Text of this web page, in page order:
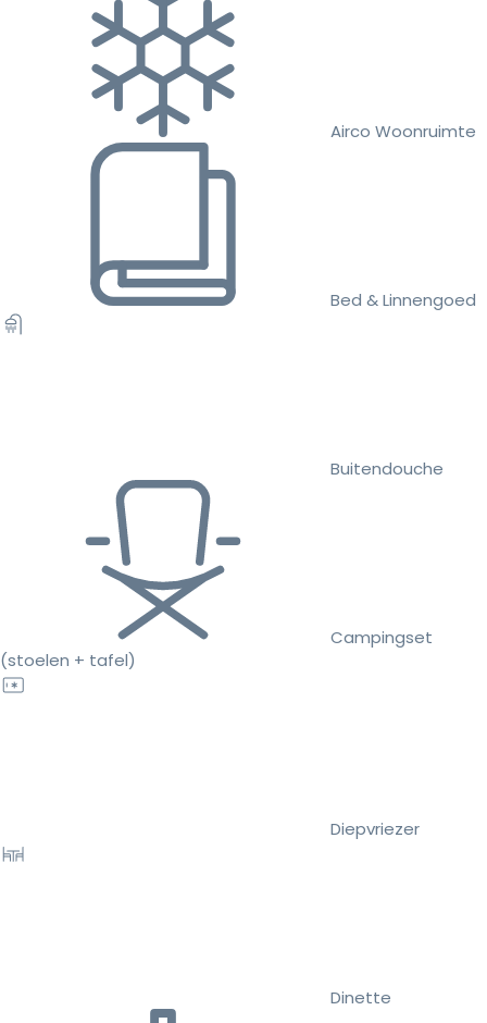
Airco Woonruimte
Bed & Linnengoed
Buitendouche
Campingset
(stoelen + tafel)
Diepvriezer
Dinette